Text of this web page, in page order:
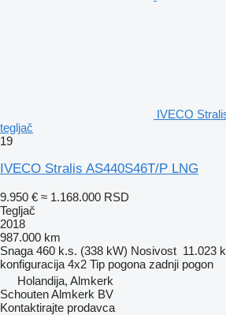
IVECO
tegljač
19
IVECO Stralis AS440S46T/P LNG
9.950 € ≈ 1.168.000 RSD
Tegljač
2018
987.000 km
Snaga 460 k.s. (338 kW) Nosivost 11.023
konfiguracija 4x2 Tip pogona zadnji pogon
Holandija, Almkerk
Schouten Almkerk BV
Kontaktirajte prodavca